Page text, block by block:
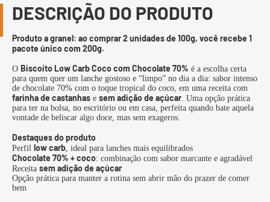
DESCRIÇÃO DO PRODUTO
Produto a granel: ao comprar 2 unidades de 100g, você recebe 1
pacote único com 200g.
O Biscoito Low Carb Coco com Chocolate 70% é a escolha certa
para quem quer um lanche gostoso e “limpo” no dia a dia: sabor intenso
de chocolate 70% com o toque tropical do coco, em uma receita com
farinha de castanhas e sem adição de açúcar. Uma opção prática
para ter na bolsa, no escritório ou em casa, perfeita quando bate aquela
vontade de beliscar algo doce, mas sem exageros.
Destaques do produto
Perfil low carb, ideal para lanches mais equilibrados
Chocolate 70% + coco: combinação com sabor marcante e agradável
Receita sem adição de açúcar
Opção prática para manter a rotina sem abrir mão do prazer de comer
bem